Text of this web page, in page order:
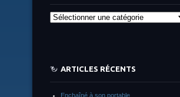
Catégories
ARTICLES RÉCENTS
Enchaîné à son portable